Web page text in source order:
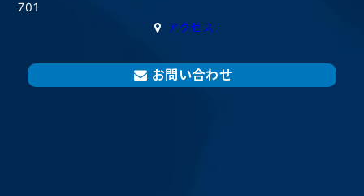
701
アクセス
お問い合わせ